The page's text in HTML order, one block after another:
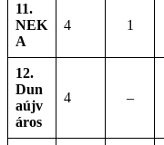
11.
NEK
A
4 1
12.
Dun
aújv
áros
4 –